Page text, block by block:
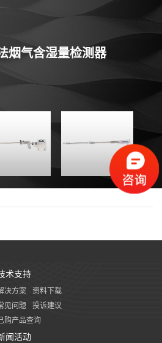
烟气含湿量检测器
术支持
决方案
资料下载
见问题
投诉建议
购产品查询
闻活动